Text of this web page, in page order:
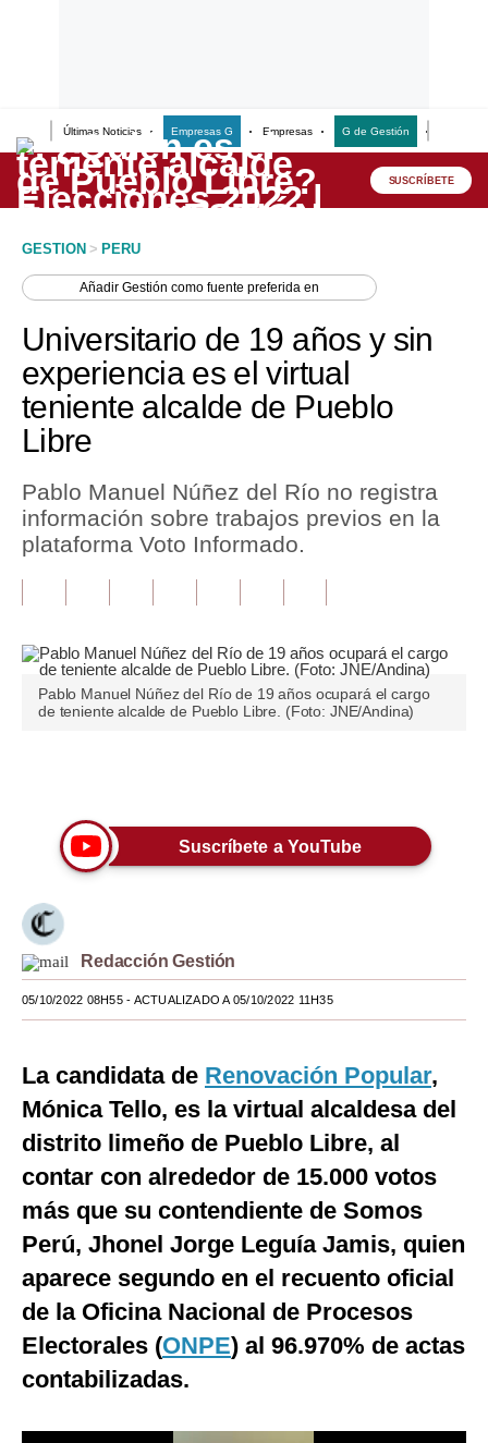
Últimas Noticias Empresas G Empresas G de Gestión
Lo último
Peru Quiosco
Economía
Mercados
Perú
Política
Tu Dinero
Plus G
Opinión
Tendencias
Lujo
Viajes
Moda
EEUU
México
España
Tecnología
Club del Suscriptor
SUSCRÍBETE
GESTION > PERU
AñadirGestión como fuente preferida en
Universitario de 19 años y sin
experiencia es el virtual
teniente alcalde de Pueblo
Libre
Pablo Manuel Núñez del Río no registra
información sobre trabajos previos en la
plataforma Voto Informado.
Pablo Manuel Núñez del Río de 19 años ocupará el cargo
de teniente alcalde de Pueblo Libre. (Foto: JNE/Andina)
Suscríbete a YouTube
Redacción Gestión
05/10/2022 08H55- ACTUALIZADO A 05/10/2022 11H35
La candidata de Renovación Popular,
Mónica Tello, es la virtual alcaldesa del
distrito limeño de Pueblo Libre, al
contar con alrededor de 15.000 votos
más que su contendiente de Somos
Perú, Jhonel Jorge Leguía Jamis, quien
aparece segundo en el recuento oficial
de la Oficina Nacional de Procesos
Electorales (ONPE) al 96.970% de actas
contabilizadas.